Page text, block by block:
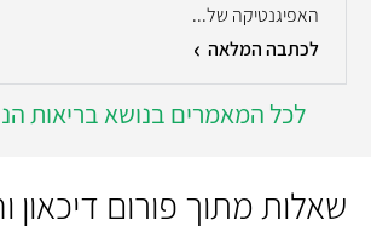
האפיגנטיקה של...
לכתבה המלאה
לכל המאמרים בנושא בריאות
שאלות מתוך פורום דיכאון